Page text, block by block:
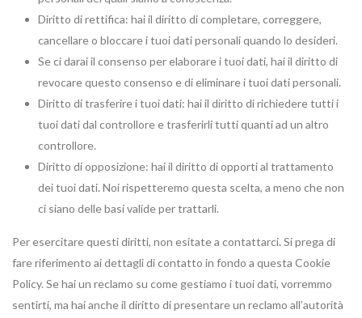
Diritto di rettifica: hai il diritto di completare, correggere,
cancellare o bloccare i tuoi dati personali quando lo desideri.
Se ci darai il consenso per elaborare i tuoi dati, hai il diritto di
revocare questo consenso e di eliminare i tuoi dati personali.
Diritto di trasferire i tuoi dati: hai il diritto di richiedere tutti i
tuoi dati dal controllore e trasferirli tutti quanti ad un altro
controllore.
Diritto di opposizione: hai il diritto di opporti al trattamento
dei tuoi dati. Noi rispetteremo questa scelta, a meno che non
ci siano delle basi valide per trattarli.
Per esercitare questi diritti, non esitate a contattarci. Si prega di
fare riferimento ai dettagli di contatto in fondo a questa Cookie
Policy. Se hai un reclamo su come gestiamo i tuoi dati, vorremmo
sentirti, ma hai anche il diritto di presentare un reclamo all’autorità